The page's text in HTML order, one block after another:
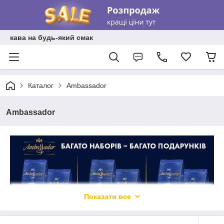
кава на будь-який смак
Каталог Ambassadоr
Ambassadоr
Показати все